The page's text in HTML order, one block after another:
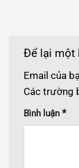
Để lại một
Email của
Các trường
Bình luận *